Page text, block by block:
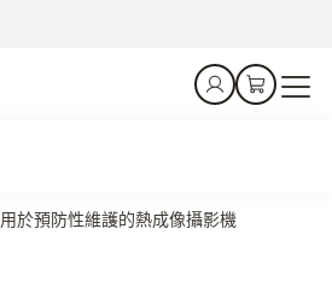
用於預防性維護的熱成像攝影機